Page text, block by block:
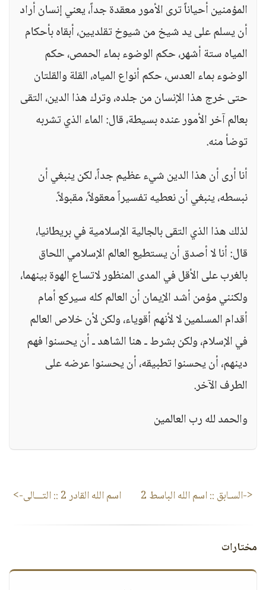
المؤمنين أحياناً ترى الأمور معقدة جداً، يعني إنسان أراد
أن يسلم على يد شيخ من شيوخ تقلديين، أبقاه بأحكام
المياه ستة أشهر، حكم الوضوء بماء الحمص، حكم
الوضوء بماء العدس، حكم أنواع المياه، القلة والقلتان
حتى خرج هذا الإنسان من جلده، وترك هذا الدين، التقى
بعالم آخر الأمور عنده بسيطة، قال: الماء الذي تشربه
توضأ منه.
أنا أرى أن هذا الدين شيء عظيم جداً، لكن ينبغي أن
نبسطه، ينبغي أن نعطيه تفسيراً معقولاً، مقبولاً.
لذلك هذا الذي التقى بالجالية الإسلامية في بريطانيا،
قال: أنا لا أصدق أن يستطيع العالم الإسلامي اللحاق
بالغرب على الأقل في المدى المنظور لاتساع الهوة بينهما،
ولكنني مؤمن أشد الإيمان أن العالم كله سيركع أمام
أقدام المسلمين لا لأنهم أقوياء، ولكن لأن خلاص العالم
في الإسلام، ولكن بشرط ـ هنا الشاهد ـ أن يحسنوا فهم
دينهم، أن يحسنوا تطبيقه، أن يحسنوا عرضه على
الطرف الآخر.
والحمد لله رب العالمين
<-السـابق ::اسم الله الباسط 2 اسم الله القادر 2 :: التـــالى->
مختارات